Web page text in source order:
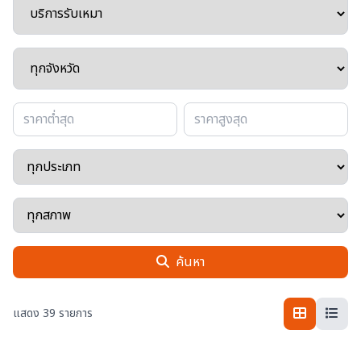
ค้นหา
แสดง 39 รายการ